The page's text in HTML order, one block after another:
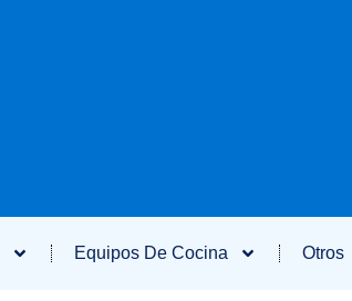
Equipos De Cocina Otros